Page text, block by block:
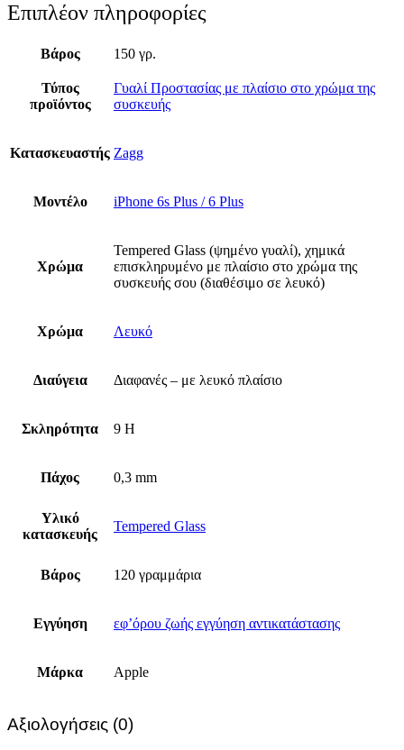
Επιπλέον πληροφορίες
Βάρος 150 γρ.
Τύπος
προϊόντος
Γυαλί Προστασίας με πλαίσιο στο χρώμα της
συσκευής
Κατασκευαστής Zagg
Μοντέλο iPhone 6s Plus / 6 Plus
Χρώμα
Tempered Glass (ψημένο γυαλί), χημικά
επισκληρυμένο με πλαίσιο στο χρώμα της
συσκευής σου (διαθέσιμο σε λευκό)
Χρώμα Λευκό
Διαύγεια Διαφανές – με λευκό πλαίσιο
Σκληρότητα 9 H
Πάχος 0,3 mm
Υλικό
κατασκευής
Tempered Glass
Βάρος 120 γραμμάρια
Εγγύηση εφ’όρου ζωής εγγύηση αντικατάστασης
Μάρκα Apple
Αξιολογήσεις (0)